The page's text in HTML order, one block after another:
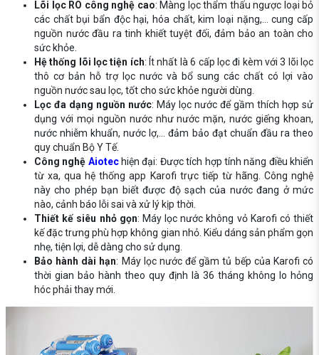
Lõi lọc RO công nghệ cao: Màng lọc thẩm thấu ngược loại bỏ
các chất bụi bẩn độc hại, hóa chất, kim loại nặng,... cung cấp
nguồn nước đầu ra tinh khiết tuyệt đối, đảm bảo an toàn cho
sức khỏe.
Hệ thống lõi lọc tiện ích: Ít nhất là 6 cấp lọc đi kèm với 3 lõi lọc
thô cơ bản hỗ trợ lọc nước và bổ sung các chất có lợi vào
nguồn nước sau lọc, tốt cho sức khỏe người dùng.
Lọc đa dạng nguồn nước: Máy lọc nước để gầm thích hợp sử
dụng với mọi nguồn nước như nước mặn, nước giếng khoan,
nước nhiễm khuẩn, nước lợ,... đảm bảo đạt chuẩn đầu ra theo
quy chuẩn Bộ Y Tế.
Công nghệ Aiotechiện đại: Được tích hợp tính năng điều khiển
từ xa, qua hệ thống app Karofi trực tiếp từ hãng. Công nghệ
này cho phép bạn biết được độ sạch của nước đang ở mức
nào, cảnh báo lỗi sai và xử lý kịp thời.
Thiết kế siêu nhỏ gọn: Máy lọc nước không vỏ Karofi có thiết
kế đặc trưng phù hợp không gian nhỏ. Kiểu dáng sản phẩm gọn
nhẹ, tiện lợi, dễ dàng cho sử dụng.
Bảo hành dài hạn: Máy lọc nước để gầm tủ bếp của Karofi có
thời gian bảo hành theo quy định là 36 tháng không lo hỏng
hóc phải thay mới.